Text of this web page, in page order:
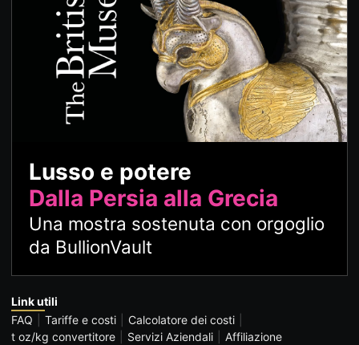
Lusso e potere
Dalla Persia alla Grecia
Una mostra sostenuta con orgoglio
da BullionVault
Link utili
FAQ
Tariffe e costi
Calcolatore dei costi
t oz/kg convertitore
Servizi Aziendali
Affiliazione